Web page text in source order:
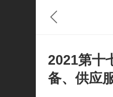
2021第十
备、供应